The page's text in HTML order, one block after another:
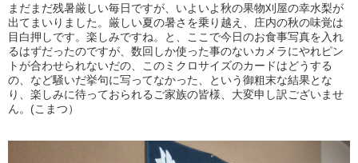
まだまだ残暑厳しい毎日ですが、いよいよ秋の果物刈屋の幸水梨が
出てまいりました。厳しい夏の暑さを乗り越え、庄内の秋の味覚は
目白押しです。楽しみですね。と、ここで今日のお食事写真を入れ
るはずだったのですが、数回しか使った事のないカメラにやれピン
トが合わせられないだの、このミクロサイズのカードはどうする
の、など騒いだ挙句に写ってなかった、という御粗末な結果とな
り、楽しみに待っておられるご家族の皆様、大変申し訳ございませ
ん。(こまつ）